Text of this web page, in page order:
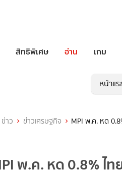
สิทธิพิเศษ อ่าน เกม
หน้าแ
ข่าว ข่าวเศรษฐกิจ MPI พ.ค. หด
พ.ค. หด 0.8% ไ